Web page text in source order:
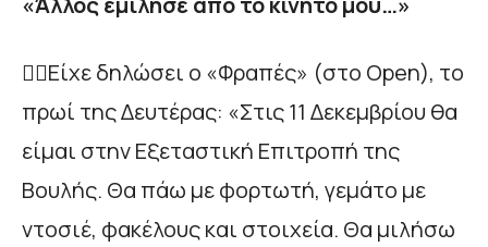
🧙‍♂️Είχε δηλώσει ο «Φραπές» (στο Open), το
πρωί της Δευτέρας: «Στις 11 Δεκεμβρίου θα
είμαι στην Εξεταστική Επιτροπή της
Βουλής. Θα πάω με φορτωτή, γεμάτο με
ντοσιέ, φακέλους και στοιχεία. Θα μιλήσω